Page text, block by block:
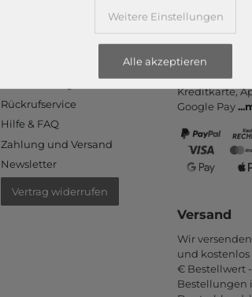
Informationen
Rückrufservice
Hilfe & FAQ
Zahlung und Versand
Newsletter
Vertrag widerrufen
PayPal, Kauf
Amazon Pay,
Kredit­karte,
Google Pay...
Versand
Wir
und kostenlos
€ Bestell­wert
Bestel­lungen
Weitere Einstellungen
Alle akzeptieren